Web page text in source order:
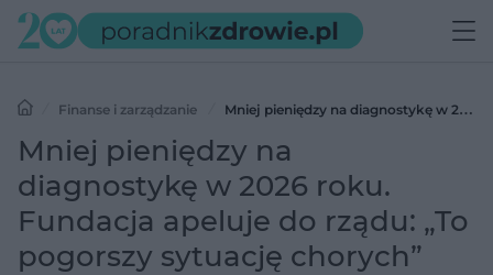
Finanse i zarządzanie
Mniej pieniędzy na diagnostykę w 2026
roku. Fundacja apeluje do rządu: „To pogorszy sytuację chorych”
Mniej pieniędzy na
diagnostykę w 2026 roku.
Fundacja apeluje do rządu: „To
pogorszy sytuację chorych”